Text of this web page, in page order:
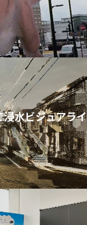
水ビジュアライ